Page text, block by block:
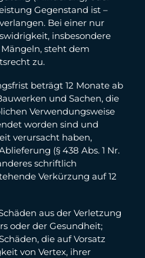
Gegenstand ist –
Bei einer nur
insbesondere
steht dem
zu.
beträgt 12 Monate ab
und Sachen, die
Verwendungsweise
worden sind und
verursacht haben,
(§ 438 Abs. 1 Nr.
schriftlich
Verkürzung auf 12
aus der Verletzung
oder der Gesundheit;
die auf Vorsatz
von Vertex, ihrer